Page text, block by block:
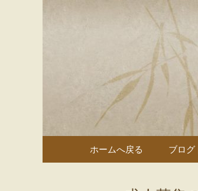
多治
のブ
多治見、土岐
コンテンツへ移動
ホームへ戻る ブログ